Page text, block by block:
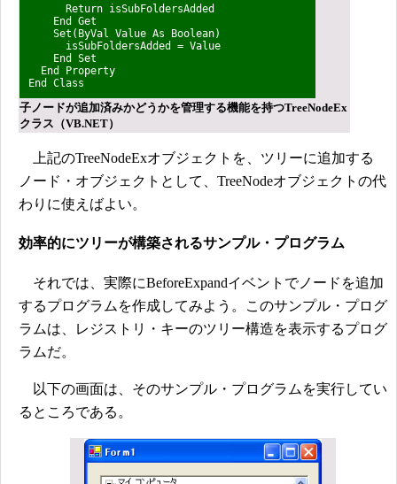
Return isSubFoldersAdded
End Get
Set(ByVal Value As Boolean)
isSubFoldersAdded = Value
End Set
End Property
End Class
子ノードが追加済みかどうかを管理する機能を持つTreeNodeEx
クラス（VB.NET）
上記のTreeNodeExオブジェクトを、ツリーに追加する
ノード・オブジェクトとして、TreeNodeオブジェクトの代
わりに使えばよい。
効率的にツリーが構築されるサンプル・プログラム
それでは、実際にBeforeExpandイベントでノードを追加
するプログラムを作成してみよう。このサンプル・プログ
ラムは、レジストリ・キーのツリー構造を表示するプログ
ラムだ。
以下の画面は、そのサンプル・プログラムを実行してい
るところである。